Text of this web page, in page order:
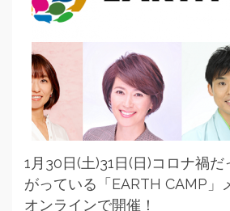
1月30日(土)31日(日)コロナ禍
がっている「EARTH CAMP」
オンラインで開催！